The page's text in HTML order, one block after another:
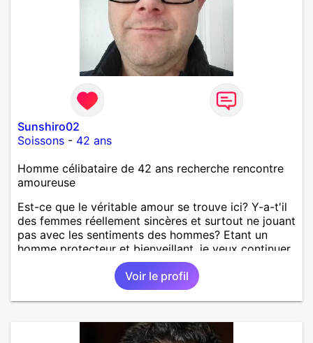
Sunshiro02
Soissons - 42 ans
Homme célibataire de 42 ans recherche rencontre
amoureuse
Est-ce que le véritable amour se trouve ici? Y-a-t'il
des femmes réellement sincères et surtout ne jouant
pas avec les sentiments des hommes? Etant un
homme protecteur et bienveillant, je veux continuer
d'y croire et pouvoir enfin former la petite famille
que je désir temps. Faux profil, profiteuse et autres
joyeuseté passer votre chemin, vous ne
m'intéressez pas du tout!
Voir le profil